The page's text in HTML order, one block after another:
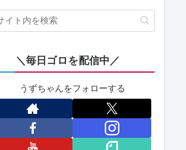
＼毎日ゴロを配信中／
うずちゃんをフォローする